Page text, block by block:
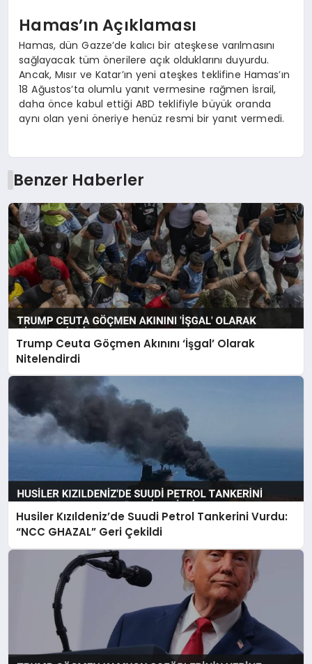
Hamas’ın Açıklaması
Hamas, dün Gazze’de kalıcı bir ateşkese varılmasını
sağlayacak tüm önerilere açık olduklarını duyurdu.
Ancak, Mısır ve Katar’ın yeni ateşkes teklifine Hamas’ın
18 Ağustos’ta olumlu yanıt vermesine rağmen İsrail,
daha önce kabul ettiği ABD teklifiyle büyük oranda
aynı olan yeni öneriye henüz resmi bir yanıt vermedi.
Benzer Haberler
Trump Ceuta Göçmen Akınını ‘İşgal’ Olarak
Nitelendirdi
Husiler Kızıldeniz’de Suudi Petrol Tankerini Vurdu:
“NCC GHAZAL” Geri Çekildi